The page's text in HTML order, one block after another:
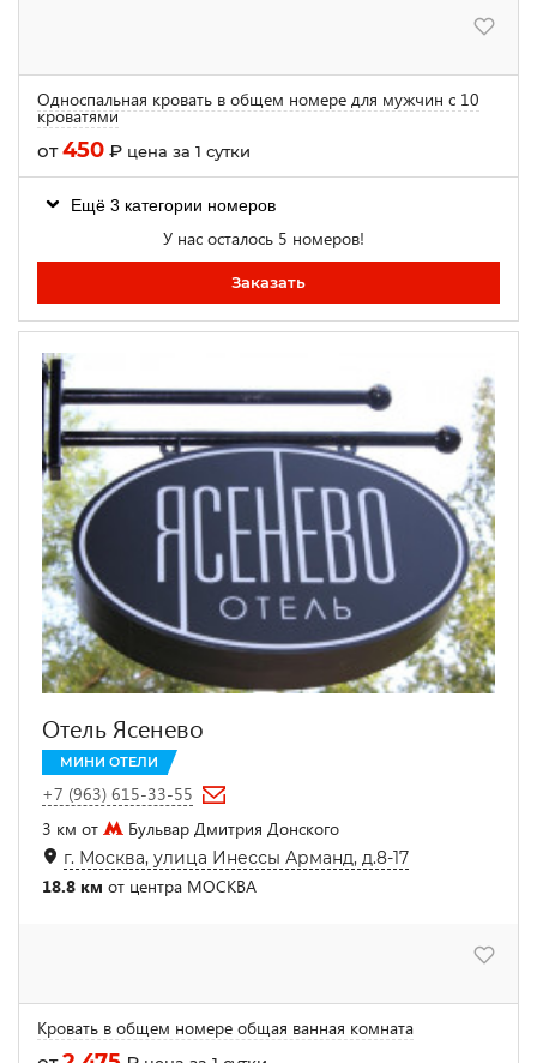
Односпальная кровать в общем номере для мужчин с 10
кроватями
от450 ₽ цена за 1 сутки
Ещё 3 категории номеров
У нас осталось 5 номеров!
Заказать
Отель Ясенево
МИНИ ОТЕЛИ
+7 (963) 615-33-55
3 км от
Бульвар Дмитрия Донского
г. Москва, улица Инессы Арманд, д.8-17
18.8 км от центра МОСКВА
Кровать в общем номере общая ванная комната